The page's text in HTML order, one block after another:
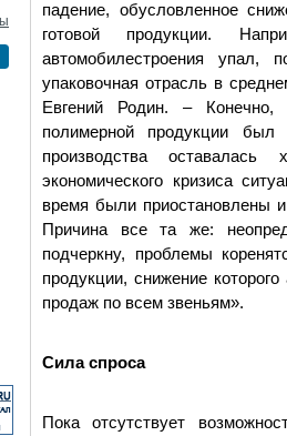
падение, обусловленное
готовой продукции.
автомобилестроения упал,
упаковочная отрасль в
Евгений Родин. –
полимерной продукции
производства
экономического кризиса
время были приостановлены
Причина все та же:
подчеркну, проблемы
продукции, снижение
продаж по всем звеньям».
Сила спроса
Пока отсутствует